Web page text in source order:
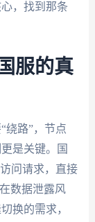
，找到那条
服的真
绕路”，节点
是关键。国
问请求，直接
数据泄露风
换的需求，